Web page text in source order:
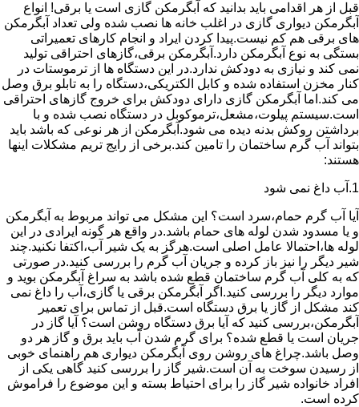
قبل از هر اقدامی باید بدانید که آبگرمکن گازی است یا برقی! انواع
آبگرمکن دیواری گازی در اغلب خانه ها نصب شده ولی تعداد آبگرمکن
های برقی هم کم نیست.پیدا کردن ایراد و انجام کارهای تعمیراتی
بستگی به نوع آبگرمکن دارد.آبگرمکن برقی،گازهای احتراقی تولید
نمی کند و نیازی به دودکش ندارد.در این دستگاه ها از ترموستات در
کنار مخزن استفاده شده و کابل الکتریکی،دستگاه را به تابلو برق وصل
می کند.اما آبگرمکن گازی دارای دودکش برای خروج گازهای احتراقی
است.سیستم پیلوت،مشعل،ترموکوبل در دستگاه نصب شده و با
برداشتن روکش بدنه دیده می شود.آبگرمکن از هر نوعی که باشد باید
بتواند آب گرم ساختمان را تامین کند.برخی از رایج تریم مشکلات اینها
هستند:
1.آب داغ نمی شود
آیا آب گرم حمام،سرد است؟ این مشکل می تواند مربوط به آبگرمکن
و یا مسدود شدن لوله های حمام باشد.در واقع هر گونه ایرادی در این
لوله ها،احتمالا عامل اصلی است.هرگز به یک شیر آب،اکتفا نکنید.چند
شیر دیگر را نیز باز کرده و جریان آب گرم را بررسی کنید.در صورتی
که به کلی آب گرم ساختمان قطع شده باشد به سراغ آبگرمکن بوید و
موارد دیگر را بررسی کنید.اگر آبگرمکن برقی یا گازی،آب را داغ نمی
کند مشکل از گاز یا برق دستگاه است.قبل از تماس برای تعمیر
آبگرمکن،بررسی کنید که آیا برق دستگاه روشن است؟ آیا گاز در
جریان است یا قطع شده؟ برای گرم شدن آب باید برق و گاز هر دو
وصل باشد.چراغ های روشن روی آبگرمکن دیواری هم راهنمای خوبی
از رسیدن سوخت به آن است.شیر گاز را بررسی کنید گاهی یکی از
افراد خانواده شیر گاز را برای احتیاط بسته و این موضوع را فراموش
کرده است.